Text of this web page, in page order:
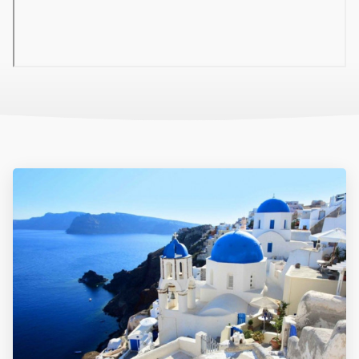
medence (napozóterasz, napágyak és napernyők
ingyenesen)
pool-bár
gyermekmedence
játszótér
miniklub
05 Tengerpart